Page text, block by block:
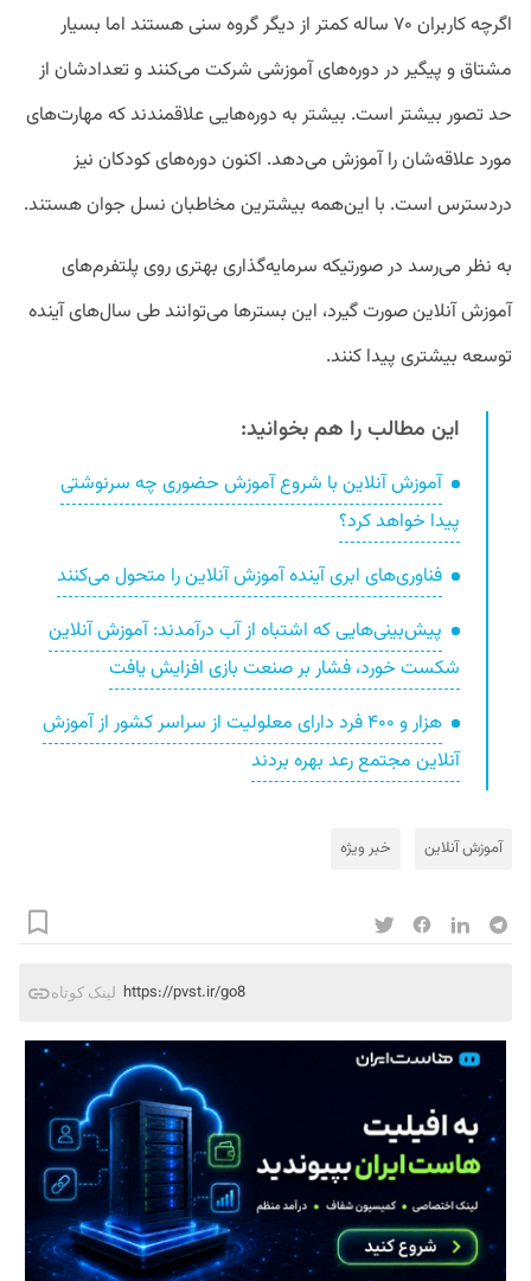
اگرچه کاربران ۷۰ ساله کمتر از دیگر گروه سنی هستند اما بسیار
مشتاق و پیگیر در دوره‌های آموزشی شرکت می‌کنند و تعدادشان از
حد تصور بیشتر است. بیشتر به دوره‌هایی علاقمندند که مهارت‌های
مورد علاقه‌شان را آموزش می‌دهد. اکنون دوره‌های کودکان نیز
دردسترس است. با این‌همه بیشترین مخاطبان نسل جوان هستند.
به نظر می‌رسد در صورتیکه سرمایه‌گذاری بهتری روی پلتفرم‌های
آموزش آنلاین صورت گیرد، این بسترها می‌توانند طی سال‌های آینده
توسعه بیشتری پیدا کنند.
این مطالب را هم بخوانید:
آموزش آنلاین با شروع آموزش حضوری چه سرنوشتی
پیدا خواهد کرد؟
فناوری‌های ابری آینده آموزش آنلاین را متحول می‌کنند
پیش‌بینی‌هایی که اشتباه از آب درآمدند: آموزش آنلاین
شکست خورد، فشار بر صنعت بازی افزایش یافت
هزار و ۴۰۰ فرد دارای معلولیت از سراسر کشور از آموزش
آنلاین مجتمع رعد بهره بردند
آموزش آنلاین خبر ویژه
لینک کوتاه https://pvst.ir/go8